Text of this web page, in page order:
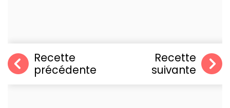
Recette
précédente
Recette
suivante